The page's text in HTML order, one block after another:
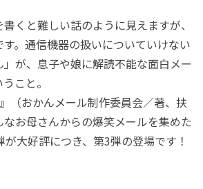
と難しい話のように見えますが、
。通信機器の扱いについていけない
が、息子や娘に解読不能な面白メー
こと。
（おかんメール制作委員会／著、扶
お母さんからの爆笑メールを集めた
大好評につき、第3弾の登場です！